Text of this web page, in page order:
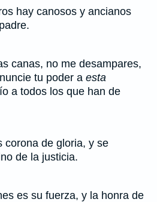
hay canosos y ancianos
canas, no me desampares,
tu poder a esta
a todos los que han de
corona de gloria, y se
de la justicia.
es su fuerza, y la honra de